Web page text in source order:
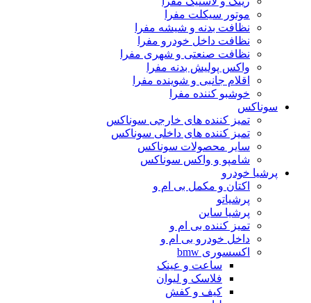
موتور سیکلت مفرا
نظافت بدنه و شیشه مفرا
نظافت داخل خودرو مفرا
نظافت صنعتی و شهری مفرا
واکس پولیش بدنه مفرا
اقلام جانبی و شوینده مفرا
خوشبو کننده مفرا
سوناکس
تمیز کننده های خارجی سوناکس
تمیز کننده های داخلی سوناکس
سایر محصولات سوناکس
شامپو و واکس سوناکس
پرشیا خودرو
اکتان و مکمل بی ام و
پرشیاتو
پرشیا ساین
تمیز کننده بی ام و
داخل خودرو بی ام و
اکسسوری bmw
ساعت و عینک
فلاسک و لیوان
کیف و کفش